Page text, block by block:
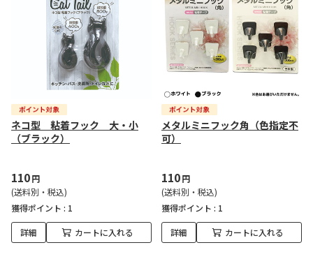
ネコ型 粘着フック 大・小
（ブラック）
110円
(送料別・税込)
獲得ポイント : 1
詳細 カートに入れる
メタルミニフック角（色指定不
可）
110円
(送料別・税込)
獲得ポイント : 1
詳細 カートに入れる